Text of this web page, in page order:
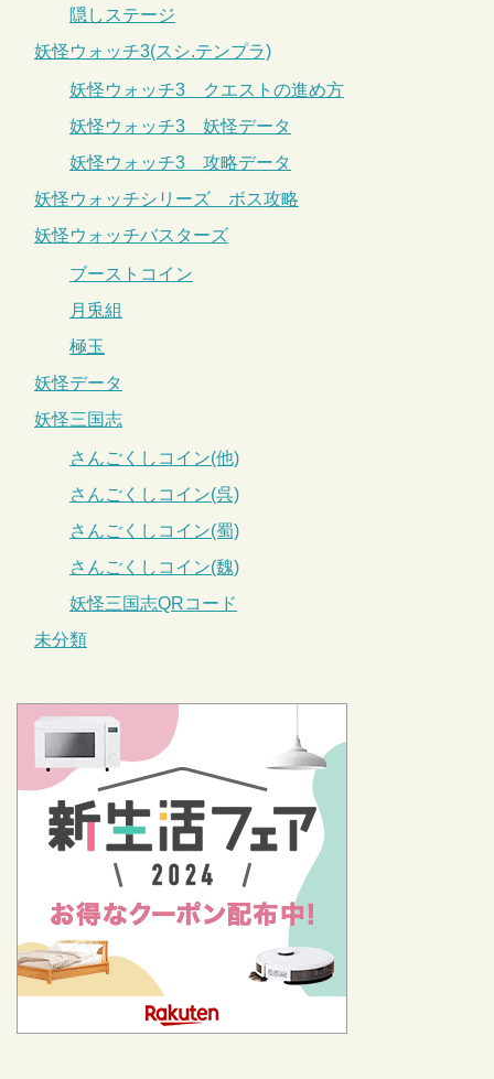
隠しステージ
妖怪ウォッチ3(スシ.テンプラ)
妖怪ウォッチ3 クエストの進め方
妖怪ウォッチ3 妖怪データ
妖怪ウォッチ3 攻略データ
妖怪ウォッチシリーズ ボス攻略
妖怪ウォッチバスターズ
ブーストコイン
月兎組
極玉
妖怪データ
妖怪三国志
さんごくしコイン(他)
さんごくしコイン(呉)
さんごくしコイン(蜀)
さんごくしコイン(魏)
妖怪三国志QRコード
未分類